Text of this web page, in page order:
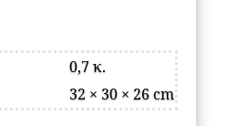
0,7 κ.
32 × 30 × 26 cm